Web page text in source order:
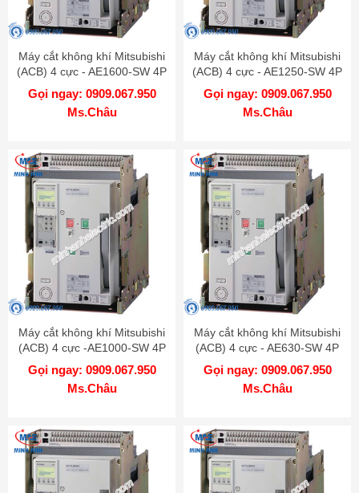
Máy cắt không khí Mitsubishi
(ACB) 4 cực - AE1600-SW 4P
1600A 65kA DR
Gọi ngay: 0909.067.950
Ms.Châu
Máy cắt không khí Mitsubishi
(ACB) 4 cực - AE1250-SW 4P
1250A 65kA DR
Gọi ngay: 0909.067.950
Ms.Châu
Máy cắt không khí Mitsubishi
(ACB) 4 cực -AE1000-SW 4P
1000A 65kA DR
Gọi ngay: 0909.067.950
Ms.Châu
Máy cắt không khí Mitsubishi
(ACB) 4 cực - AE630-SW 4P
630A 65kA DR
Gọi ngay: 0909.067.950
Ms.Châu